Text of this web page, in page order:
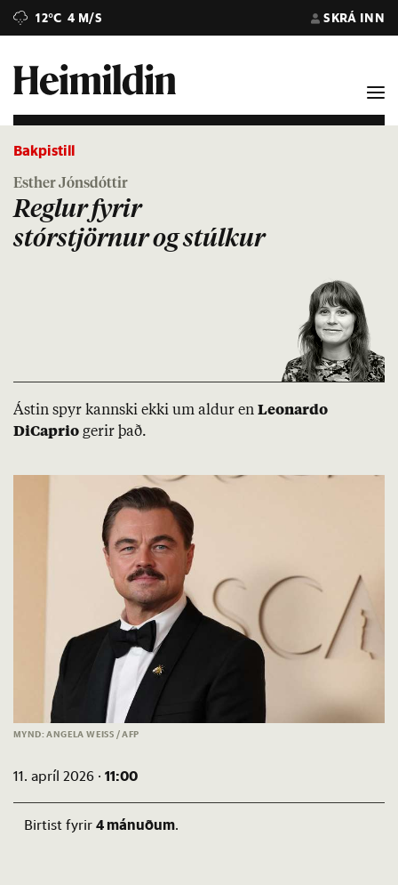
12°C 4 M/S SKRÁ INN
Bakpistill
Esther Jónsdóttir
Reglur fyrir
stórstjörnur og stúlkur
Ást­in spyr kannski ekki um ald­ur en Leon­ar­do
DiCaprio ger­ir það.
MYND: ANGELA WEISS / AFP
11. apríl 2026 · 11:00
Birtist fyrir 4 mánuðum.